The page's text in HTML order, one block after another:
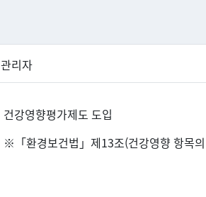
관리자
건강영향평가제도 도입
※「환경보건법」제13조(건강영향 항목